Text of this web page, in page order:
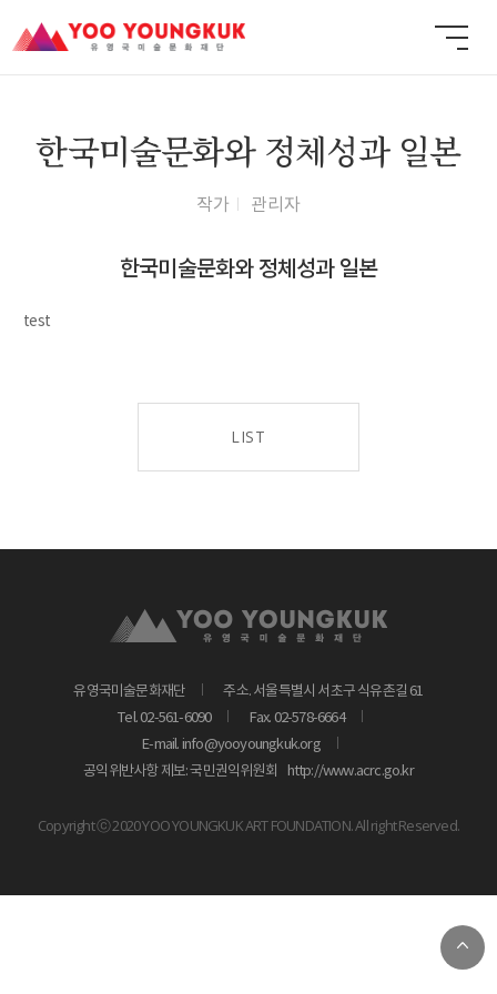
한국미술문화와 정체성과 일본
작가 관리자
한국미술문화와 정체성과 일본
test
LIST
유영국미술문화재단
주소. 서울특별시 서초구 식유촌길 61
Tel. 02-561-6090
Fax. 02-578-6664
E-mail. info@yooyoungkuk.org
공익위반사항 제보: 국민권익위원회
http://www.acrc.go.kr
Copyright ⓒ 2020 YOO YOUNGKUK ART FOUNDATION. All right Reserved.